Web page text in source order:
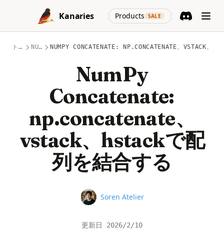
Skip to content
Kanaries
Products SALE
(opens in a
トピック NUMPY NUMPY CONCATENATE: NP.CONCATENATE、VSTACK、
NumPy
Concatenate:
np.concatenate、
vstack、hstackで配
列を結合する
Name
Soren Atelier
更新日 2026/2/10